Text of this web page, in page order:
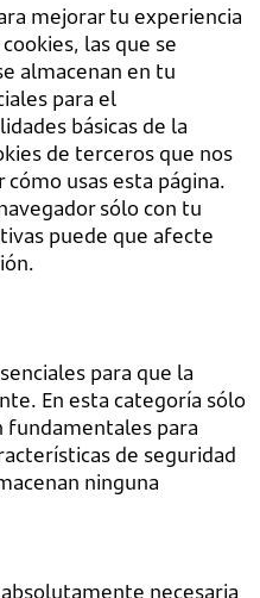
mejorar tu experiencia
las que se
almacenan en tu
para el
básicas de la
de terceros que nos
usas esta página.
sólo con tu
puede que afecte
para que la
En esta categoría sólo
fundamentales para
de seguridad
ninguna
necesaria